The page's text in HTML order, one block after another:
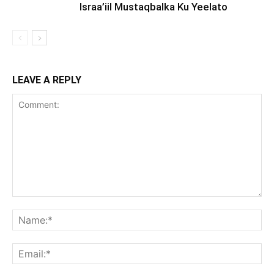
Israa’iil Mustaqbalka Ku Yeelato
LEAVE A REPLY